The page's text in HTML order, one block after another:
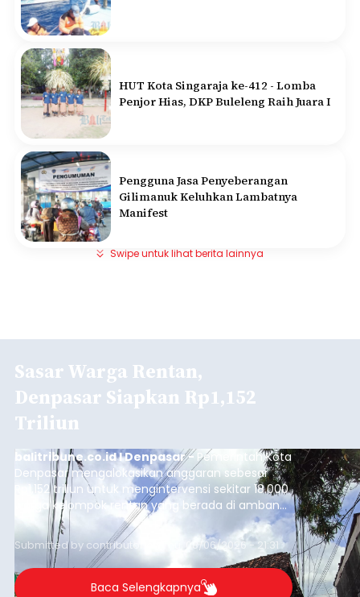
HUT Kota Singaraja ke-412 - Lomba
Penjor Hias, DKP Buleleng Raih Juara I
Pengguna Jasa Penyeberangan
Gilimanuk Keluhkan Lambatnya
Manifest
Swipe untuk lihat berita lainnya
Sasar Warga Rentan,
Denpasar Siapkan Rp1,152
Triliun
balitribune.co.id I Denpasar - Pemerintah Kota
Denpasar mengalokasikan anggaran sebesar
Rp1,152 triliun untuk mengintervensi sekitar 18.000
warga kelompok rentan yang berada di ambang
garis kemiskinan. Langkah strategis ini diambil
guna menjaga masyarakat yang berada pada
kelompok desil 5 dan 6 tersebut agar tidak
merosot ke kategori miskin.
Submitted by contributor Thu, 08/06/2026 - 21:31
Baca Selengkapnya